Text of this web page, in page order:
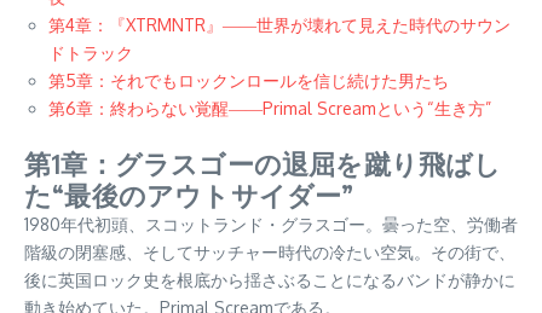
第4章：『XTRMNTR』――世界が壊れて見えた時代のサウン
ドトラック
第5章：それでもロックンロールを信じ続けた男たち
第6章：終わらない覚醒――Primal Screamという“生き方”
第1章：グラスゴーの退屈を蹴り飛ばし
た“最後のアウトサイダー”
1980年代初頭、スコットランド・グラスゴー。曇った空、労働者
階級の閉塞感、そしてサッチャー時代の冷たい空気。その街で、
後に英国ロック史を根底から揺さぶることになるバンドが静かに
動き始めていた。Primal Screamである。